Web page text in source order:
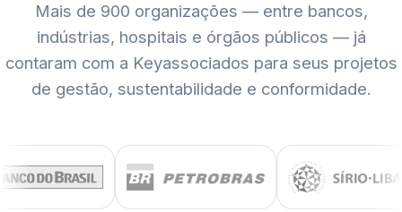
Mais de 900 organizações — entre bancos,
indústrias, hospitais e órgãos públicos — já
contaram com a Keyassociados para seus projetos
de gestão, sustentabilidade e conformidade.